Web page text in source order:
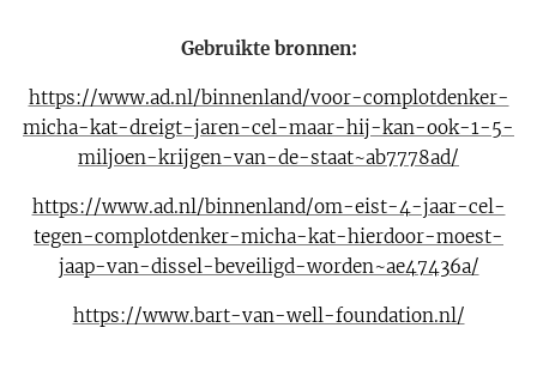
Gebruikte bronnen:
https://www.ad.nl/binnenland/voor-complotdenker-
micha-kat-dreigt-jaren-cel-maar-hij-kan-ook-1-5-
miljoen-krijgen-van-de-staat~ab7778ad/
https://www.ad.nl/binnenland/om-eist-4-jaar-cel-
tegen-complotdenker-micha-kat-hierdoor-moest-
jaap-van-dissel-beveiligd-worden~ae47436a/
https://www.bart-van-well-foundation.nl/